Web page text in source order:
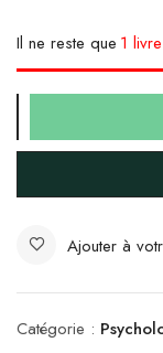
Il ne reste que 1
Ajouter à
Catégorie :